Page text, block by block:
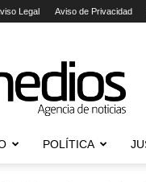
Legal Aviso de Privacidad
Agencia
de
Noticias
POLÍTICA